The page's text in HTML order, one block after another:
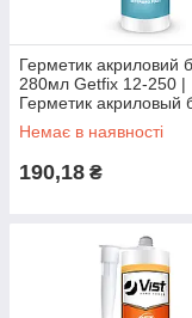
Герметик акриловий
280мл Getfix 12-250 |
Герметик акриловый
280мл Getfix
Немає в наявності
190,18 ₴